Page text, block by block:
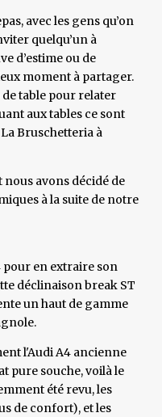
avec les gens qu’on
quelqu’un à
d’estime ou de
moment à partager.
table pour relater
aux tables ce sont
Bruschetteria à
avons décidé de
à la suite de notre
en extraire son
déclinaison break ST
un haut de gamme
l'Audi A4 ancienne
pure souche, voilà le
été revu, les
de confort), et les